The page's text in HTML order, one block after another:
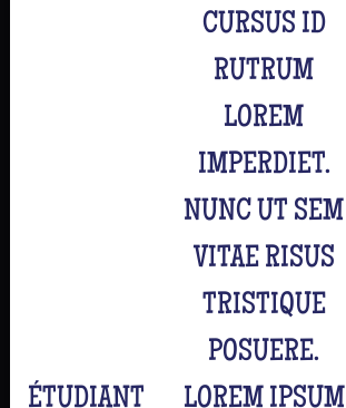
CURSUS ID
RUTRUM
LOREM
IMPERDIET.
NUNC UT SEM
VITAE RISUS
TRISTIQUE
POSUERE.
ÉTUDIANT LOREM IPSUM